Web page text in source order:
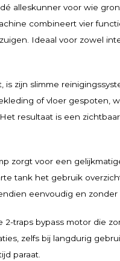
alleskunner voor wie
combineert vier
Ideaal voor zowel
zijn slimme
of vloer gespoten,
resultaat is een
zorgt voor een
tank het gebruik
eenvoudig en zonder
traps bypass motor die
zelfs bij langdurig
paraat.